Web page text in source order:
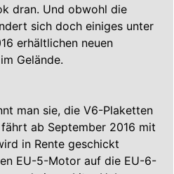
dran. Und obwohl die
sich doch einiges unter
erhältlichen neuen
Gelände.
man sie, die V6-Plaketten
ab September 2016 mit
in Rente geschickt
EU-5-Motor auf die EU-6-